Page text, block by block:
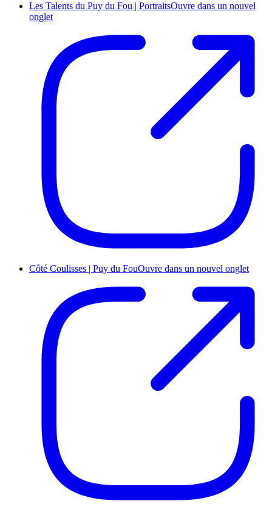
Les Talents du Puy du Fou | PortraitsOuvre dans un nouvel
onglet
Côté Coulisses | Puy du FouOuvre dans un nouvel onglet